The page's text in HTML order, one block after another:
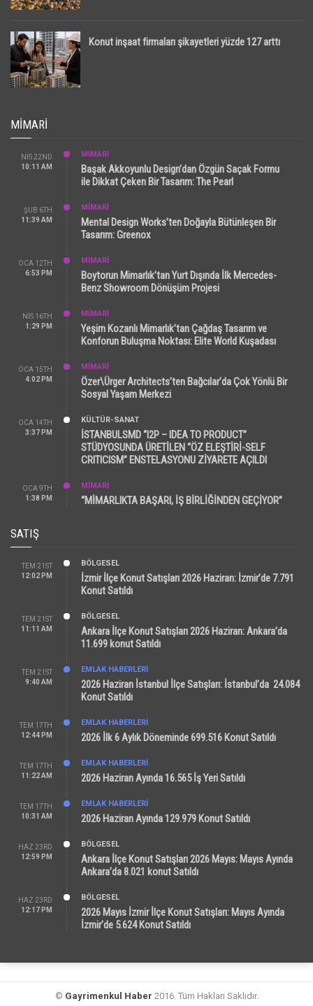
Konut inşaat firmaları şikayetleri yüzde 127 arttı
MIMARI
NIS 22ND
10:11 AM
MİMARİ
Başak Akkoyunlu Design’dan Özgün Saçak Formu
ile Dikkat Çeken Bir Tasarım: The Pearl
ŞUB 6TH
11:39 AM
MİMARİ
Mental Design Works’ten Doğayla Bütünleşen Bir
Tasarım: Greenox
OCA 12TH
6:53 PM
MİMARİ
Boytorun Mimarlık’tan Yurt Dışında İlk Mercedes-
Benz Showroom Dönüşüm Projesi
NIS 16TH
1:29 PM
MİMARİ
Yeşim Kozanlı Mimarlık’tan Çağdaş Tasarım ve
Konforun Buluşma Noktası: Elite World Kuşadası
OCA 15TH
4:02 PM
MİMARİ
Özer\Ürger Architects’ten Bağcılar’da Çok Yönlü Bir
Sosyal Yaşam Merkezi
OCA 14TH
3:37 PM
KÜLTÜR-SANAT
İSTANBULSMD “I2P – IDEA TO PRODUCT”
STÜDYOSUNDA ÜRETİLEN “ÖZ ELEŞTİRİ-SELF
CRITICISM” ENSTELASYONU ZİYARETE AÇILDI
OCA 9TH
1:38 PM
MİMARİ
“MİMARLIKTA BAŞARI, İŞ BİRLİĞİNDEN GEÇİYOR”
SATIŞ
TEM 21ST
12:02 PM
BÖLGESEL
İzmir İlçe Konut Satışları 2026 Haziran: İzmir’de 7.791
Konut Satıldı
TEM 21ST
11:11 AM
BÖLGESEL
Ankara İlçe Konut Satışları 2026 Haziran: Ankara’da
11.699 konut Satıldı
TEM 21ST
9:40 AM
EMLAK HABERLERI
2026 Haziran İstanbul İlçe Satışları: İstanbul’da 24.084
Konut Satıldı
TEM 17TH
12:44 PM
EMLAK HABERLERI
2026 İlk 6 Aylık Döneminde 699.516 Konut Satıldı
TEM 17TH
11:22 AM
EMLAK HABERLERI
2026 Haziran Ayında 16.565 İş Yeri Satıldı
TEM 17TH
10:31 AM
EMLAK HABERLERI
2026 Haziran Ayında 129.979 Konut Satıldı
HAZ 23RD
12:59 PM
BÖLGESEL
Ankara İlçe Konut Satışları 2026 Mayıs: Mayıs Ayında
Ankara’da 8.021 konut Satıldı
HAZ 23RD
12:17 PM
BÖLGESEL
2026 Mayıs İzmir İlçe Konut Satışları: Mayıs Ayında
İzmir’de 5.624 Konut Satıldı
© Gayrimenkul Haber 2016. Tüm Hakları Saklıdır.